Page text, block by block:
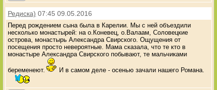
Редиска) 07:45 09.05.2016
Перед рождением сына была в Карелии. Мы с ней объездили
несколько монастырей: на о.Коневец, о.Валаам, Соловецкие
острова, монастырь Александра Свирского. Ощущения от
посещения просто невероятные. Мама сказала, что те кто в
монастыре Александра Свирского побывают, те мальчиками
беременеют. И в самом деле - осенью зачали нашего Романа.